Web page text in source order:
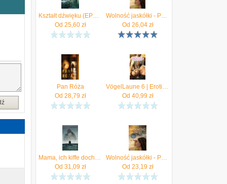
Kształt dźwięku (EPUB)
Od 25,60zł
Wolność jaskółki - Paula Er
Od 26,04zł
Pan Róża
Od 28,79 zł
VögelLaune 6 | Erotische Geschichten Cranford, Paula
Od 40,99 zł
Mama, ich kiffe doch nur - Suizid - Mein Sohn nahm Drogen, dann nahm er sich das Leben - AUTOBIOGRAFIE
Od 31,09 zł
Wolność jaskółki - Paula Er (EPUB)
Od 23,19 zł